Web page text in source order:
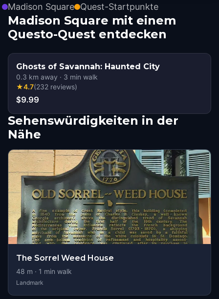
Madison Square Quest-Startpunkte
Madison Square mit einem
Questo-Quest entdecken
Ghosts of Savannah: Haunted City
0.3 km away · 3 min walk
★4.7(232 reviews)
$9.99
Sehenswürdigkeiten in der
Nähe
The Sorrel Weed House
48 m · 1 min walk
Landmark